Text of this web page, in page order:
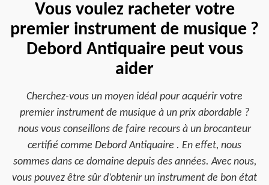
Vous voulez racheter votre
premier instrument de musique ?
Debord Antiquaire peut vous
aider
Cherchez-vous un moyen idéal pour acquérir votre
premier instrument de musique à un prix abordable ?
nous vous conseillons de faire recours à un brocanteur
certifié comme Debord Antiquaire . En effet, nous
sommes dans ce domaine depuis des années. Avec nous,
vous pouvez être sûr d’obtenir un instrument de bon état